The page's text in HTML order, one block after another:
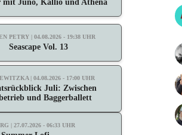
mit Juno, Kallio und Athena
PETRY | 04.08.2026 - 19:38 UHR
Seascape Vol. 13
| 04.08.2026 - 17:00 UHR
Juli: Zwischen
und Baggerballett
| 27.07.2026 - 06:33 UHR